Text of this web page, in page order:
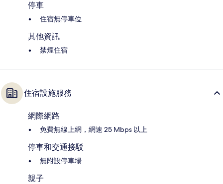
停車
住宿無停車位
其他資訊
禁煙住宿
住宿設施服務
網際網路
免費無線上網，網速 25 Mbps 以上
停車和交通接駁
無附設停車場
親子